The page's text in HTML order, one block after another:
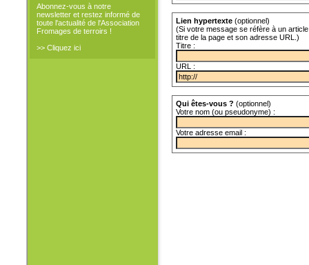
Abonnez-vous à notre
newsletter et restez informé de
toute l'actualité de l'Association
Fromages de terroirs !
>> Cliquez ici
Lien hypertexte (optionnel)
(Si votre message se réfère à un
titre de la page et son adresse URL.)
Titre :
URL :
Qui êtes-vous ? (optionnel)
Votre nom (ou pseudonyme) :
Votre adresse email :